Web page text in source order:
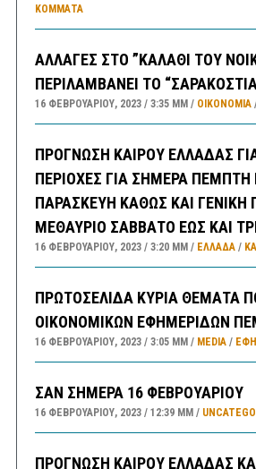
ΚΌΜΜΑΤΑ
ΑΛΛΑΓΕΣ ΣΤΟ ”ΚΑΛΑΘΙ ΤΟΥ
ΠΕΡΙΛΑΜΒΑΝΕΙ ΤΟ
16 ΦΕΒΡΟΥΑΡΊΟΥ, 2023 3:35 ΜΜ ΟΙΚΟΝΟΜΙΑ
ΠΡΟΓΝΩΣΗ ΚΑΙΡΟΥ ΕΛΛΑΔΑΣ
ΠΕΡΙΟΧΕΣ ΓΙΑ ΣΗΜΕΡΑ ΠΕΜΠΤΗ
ΠΑΡΑΣΚΕΥΗ ΚΑΘΩΣ ΚΑΙ ΓΕΝΙΚΗ
ΜΕΘΑΥΡΙΟ ΣΑΒΒΑΤΟ ΕΩΣ ΚΑΙ
16 ΦΕΒΡΟΥΑΡΊΟΥ, 2023 3:20 ΜΜ ΕΛΛΑΔA/
ΠΡΩΤΟΣΕΛΙΔΑ ΚΥΡΙΑ ΘΕΜΑΤΑ
ΟΙΚΟΝΟΜΙΚΩΝ ΕΦΗΜΕΡΙΔΩΝ
16 ΦΕΒΡΟΥΑΡΊΟΥ, 2023 3:05 ΜΜ MEDIA/
ΣΑΝ ΣΗΜΕΡΑ 16 ΦΕΒΡΟΥΑΡΙΟΥ
16 ΦΕΒΡΟΥΑΡΊΟΥ, 2023 12:39 ΜΜ
ΠΡΟΓΝΩΣΗ ΚΑΙΡΟΥ ΕΛΛΑΔΑΣ